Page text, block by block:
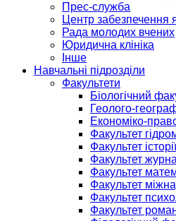
Прес-служба
Центр забезпечення
Рада молодих вчених
Юридична клініка
Інше
Навчальні підрозділи
Факультети
Біологічний
Геолого-
Економіко-
Факультет
Факультет
Факультет
Факультет
Факультет
Факультет
Факультет